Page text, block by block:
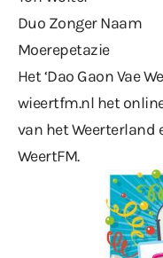
Duo Zonger Naam
Moerepetazie
Het ‘Dao Gaon Vae
wieertfm.nl het
van het Weerterland
WeertFM.